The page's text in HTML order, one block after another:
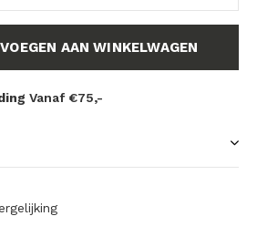
AAN WINKELWAGEN
Vanaf €75,-